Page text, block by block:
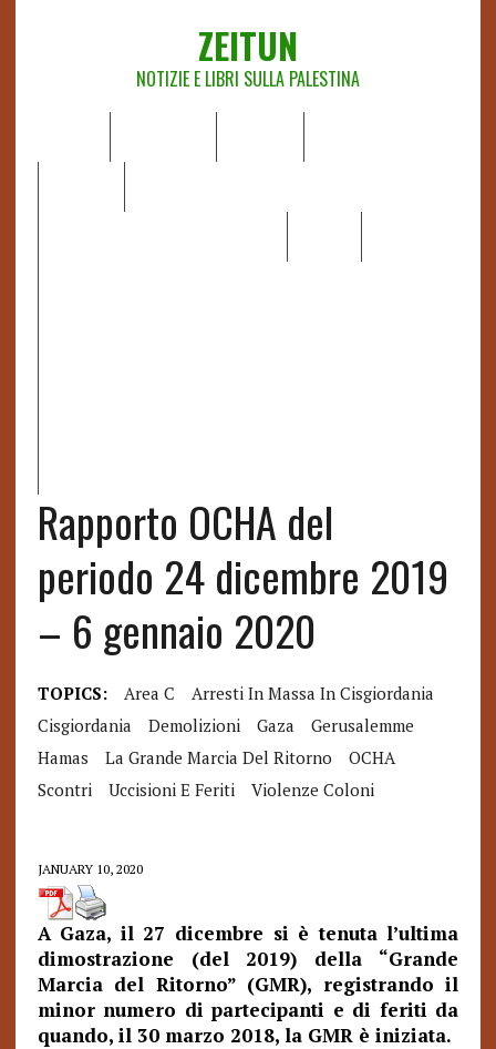
ZEITUN
NOTIZIE E LIBRI SULLA PALESTINA
Rapporto OCHA del
periodo 24 dicembre 2019
– 6 gennaio 2020
TOPICS: Area C
Arresti In Massa In Cisgiordania
Cisgiordania
Demolizioni Gaza
Gerusalemme
Hamas
La Grande Marcia Del Ritorno
OCHA
Scontri
Uccisioni E Feriti Violenze Coloni
JANUARY 10, 2020
A Gaza, il 27 dicembre si è tenuta l’ultima
dimostrazione (del 2019) della “Grande
Marcia del Ritorno” (GMR), registrando il
minor numero di partecipanti e di feriti da
quando, il 30 marzo 2018, la GMR è iniziata.